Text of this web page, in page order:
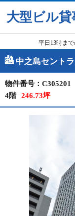
大型ビル貸
平日13時ま
中之島セント
物件番号：C305201
4階
246.73坪